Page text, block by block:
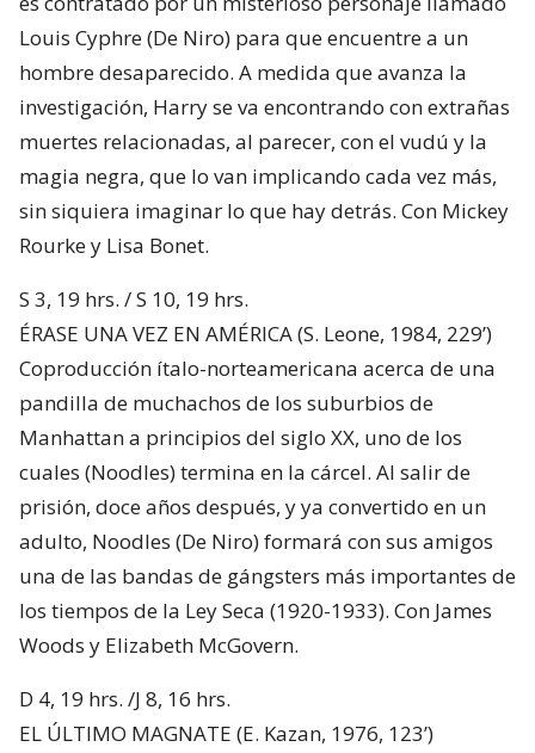
Louis Cyphre (De Niro) para que encuentre a un
hombre desaparecido. A medida que avanza la
investigación, Harry se va encontrando con extrañas
muertes relacionadas, al parecer, con el vudú y la
magia negra, que lo van implicando cada vez más,
sin siquiera imaginar lo que hay detrás. Con Mickey
Rourke y Lisa Bonet.
S 3, 19 hrs. / S 10, 19 hrs.
ÉRASE UNA VEZ EN AMÉRICA (S. Leone, 1984, 229’)
Coproducción ítalo-norteamericana acerca de una
pandilla de muchachos de los suburbios de
Manhattan a principios del siglo XX, uno de los
cuales (Noodles) termina en la cárcel. Al salir de
prisión, doce años después, y ya convertido en un
adulto, Noodles (De Niro) formará con sus amigos
una de las bandas de gángsters más importantes de
los tiempos de la Ley Seca (1920-1933). Con James
Woods y Elizabeth McGovern.
D 4, 19 hrs. /J 8, 16 hrs.
EL ÚLTIMO MAGNATE (E. Kazan, 1976, 123’)